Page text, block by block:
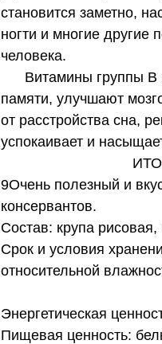
становится заметно,
ногти и многие другие
человека.
памяти, улучшают
от расстройства сна,
успокаивает и
9Очень полезный и
консервантов.
Состав: крупа
Срок и условия
относительной
Энергетическая
Пищевая ценность: